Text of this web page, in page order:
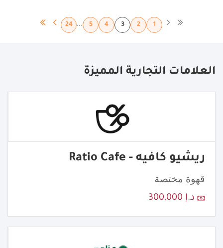
1
2
3
4
5
...
24
العلامات التجارية المميزة
ريشيو كافيه - Ratio Cafe
قهوة مختصة
د.إ 300,000